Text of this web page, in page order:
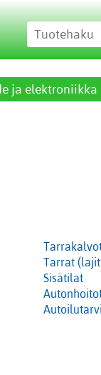
ja elektroniikka
Tarrat
Sisätilat